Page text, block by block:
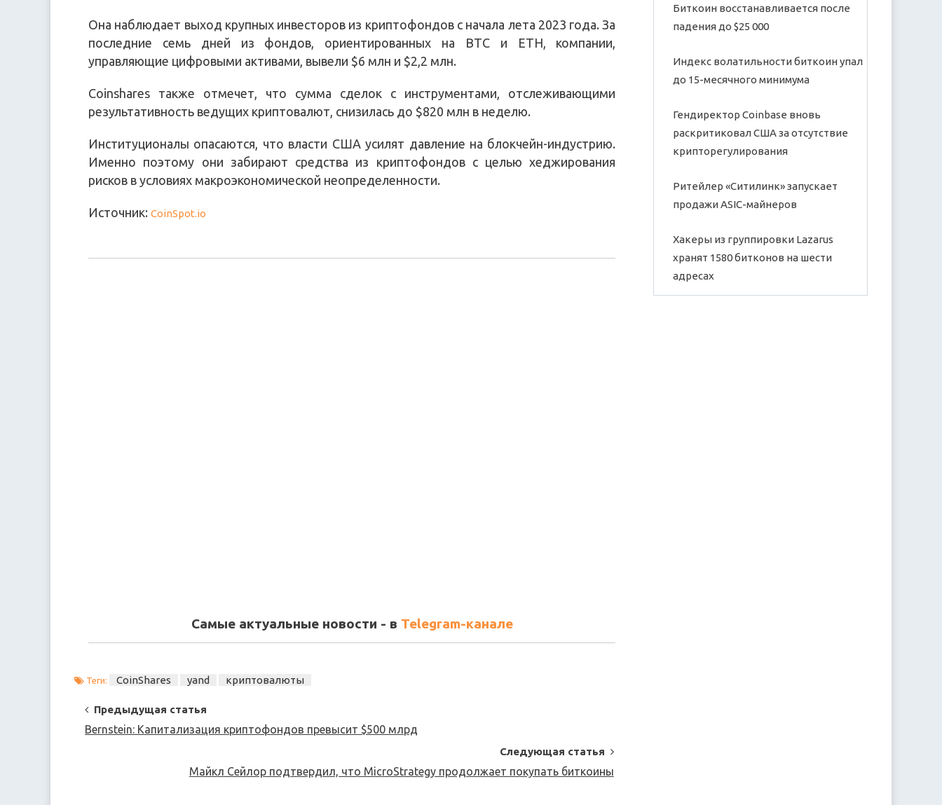
Она наблюдает выход крупных инвесторов из криптофондов с начала лета 2023 года. За
последние семь дней из фондов, ориентированных на BTC и ETH, компании,
управляющие цифровыми активами, вывели $6 млн и $2,2 млн.
Coinshares также отмечет, что сумма сделок с инструментами, отслеживающими
результативность ведущих криптовалют, снизилась до $820 млн в неделю.
Институционалы опасаются, что власти США усилят давление на блокчейн-индустрию.
Именно поэтому они забирают средства из криптофондов с целью хеджирования
рисков в условиях макроэкономической неопределенности.
Источник: CoinSpot.io
Самые актуальные новости - в Telegram-канале
Теги: CoinShares yand криптовалюты
Post
Navigation
Предыдущая статья
Bernstein: Капитализация криптофондов превысит $500 млрд
Следующая статья
Майкл Сейлор подтвердил, что MicroStrategy продолжает покупать биткоины
Биткоин восстанавливается после
падения до $25 000
Индекс волатильности биткоин упал
до 15-месячного минимума
Гендиректор Coinbase вновь
раскритиковал США за отсутствие
крипторегулирования
Ритейлер «Ситилинк» запускает
продажи ASIC-майнеров
Хакеры из группировки Lazarus
хранят 1580 битконов на шести
адресах